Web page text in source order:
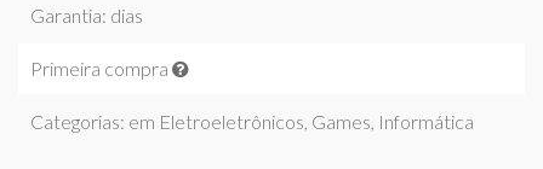
Garantia: dias
Primeira compra
Categorias: em Eletroeletrônicos Games Informática